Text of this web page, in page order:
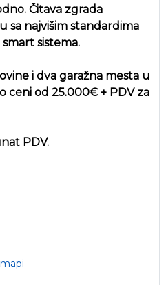
Čitava zgrada
sa najvišim standardima
sistema.
i dva garažna mesta u
ceni od 25.000€ + PDV za
PDV.